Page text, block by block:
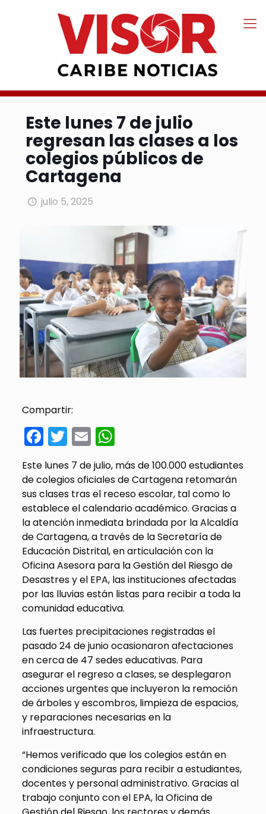
Este lunes 7 de julio
regresan las clases a los
colegios públicos de
Cartagena
julio 5, 2025
Compartir:
Facebook
Twitter
EmailWhatsApp
Este lunes 7 de julio, más de 100.000 estudiantes
de colegios oficiales de Cartagena retomarán
sus clases tras el receso escolar, tal como lo
establece el calendario académico. Gracias a
la atención inmediata brindada por la Alcaldía
de Cartagena, a través de la Secretaría de
Educación Distrital, en articulación con la
Oficina Asesora para la Gestión del Riesgo de
Desastres y el EPA, las instituciones afectadas
por las lluvias están listas para recibir a toda la
comunidad educativa.
Las fuertes precipitaciones registradas el
pasado 24 de junio ocasionaron afectaciones
en cerca de 47 sedes educativas. Para
asegurar el regreso a clases, se desplegaron
acciones urgentes que incluyeron la remoción
de árboles y escombros, limpieza de espacios,
y reparaciones necesarias en la
infraestructura.
“Hemos verificado que los colegios están en
condiciones seguras para recibir a estudiantes,
docentes y personal administrativo. Gracias al
trabajo conjunto con el EPA, la Oficina de